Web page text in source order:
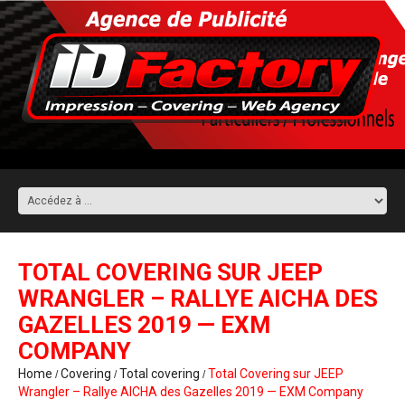
TOTAL COVERING SUR JEEP
WRANGLER – RALLYE AICHA DES
GAZELLES 2019 — EXM
COMPANY
Home Covering Total covering
Total Covering sur JEEP
Wrangler – Rallye AICHA des Gazelles 2019 — EXM Company